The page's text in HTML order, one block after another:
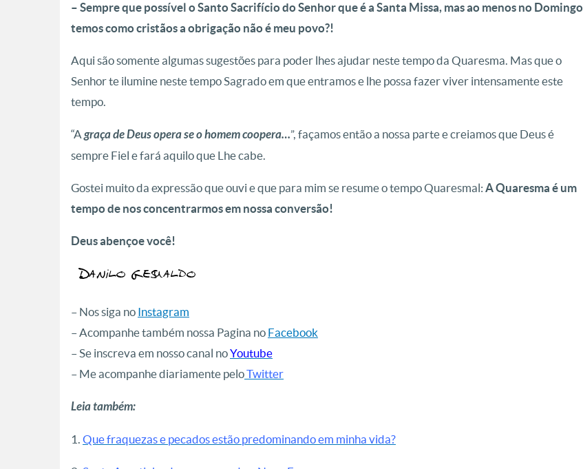
– Sempre que possível o Santo Sacrifício do Senhor que é a Santa Missa, mas ao menos no Domingo
temos como cristãos a obrigação não é meu povo?!
Aqui são somente algumas sugestões para poder lhes ajudar neste tempo da Quaresma. Mas que o
Senhor te ilumine neste tempo Sagrado em que entramos e lhe possa fazer viver intensamente este
tempo.
“Agraça de Deus opera se o homem coopera…”, façamos então a nossa parte e creiamos que Deus é
sempre Fiel e fará aquilo que Lhe cabe.
Gostei muito da expressão que ouvi e que para mim se resume o tempo Quaresmal: A Quaresma é um
tempo de nos concentrarmos em nossa conversão!
Deus abençoe você!
– Nos siga no Instagram
– Acompanhe também nossa Pagina no Facebook
– Se inscreva em nosso canal noYoutube
– Me acompanhe diariamente peloTwitter
Leia também:
1. Que fraquezas e pecados estão predominando em minha vida?